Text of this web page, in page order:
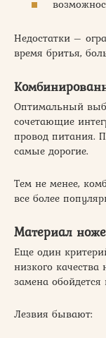
Недостатки –
время бритья,
Оптимальный
сочетающие
провод питания.
самые дорогие.
Тем не менее,
все более
Материал
Еще один
низкого
замена
Лезвия бывают: